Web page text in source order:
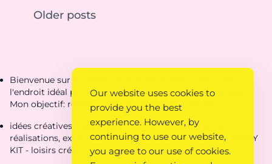
Older posts
Bienvenue sur la chaîne de Bricolage Mamy Kit C'est
l'endroit idéal pour découvrir des créations étonnantes.
Mon objectif: rendre ta vie de parent plus pratique.
idées créatives, loisirs créatifs, coloriages, fiches de
réalisations, explications, idées pour loisirs créatifs - MAMY
KIT - loisirs créatifs
Our website uses cookies to
provide you the best
experience. However, by
continuing to use our website,
you agree to our use of cookies.